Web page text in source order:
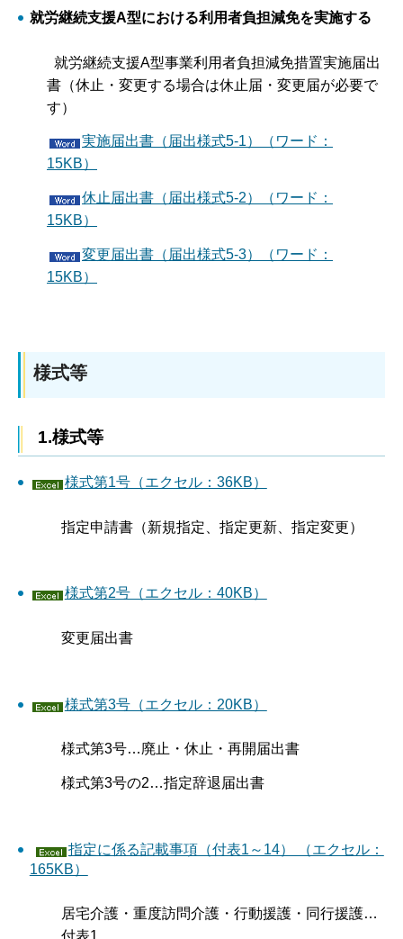
就労継続支援A型における利用者負担減免を実施する
就労継続支援A型事業利用者負担減免措置実施届出
書（休止・変更する場合は休止届・変更届が必要で
す）
実施届出書（届出様式5-1）（ワード：
15KB）
休止届出書（届出様式5-2）（ワード：
15KB）
変更届出書（届出様式5-3）（ワード：
15KB）
様式等
1.様式等
様式第1号（エクセル：36KB）
指定申請書（新規指定、指定更新、指定変更）
様式第2号（エクセル：40KB）
変更届出書
様式第3号（エクセル：20KB）
様式第3号…廃止・休止・再開届出書
様式第3号の2…指定辞退届出書
指定に係る記載事項（付表1～14） （エクセル：
165KB）
居宅介護・重度訪問介護・行動援護・同行援護…